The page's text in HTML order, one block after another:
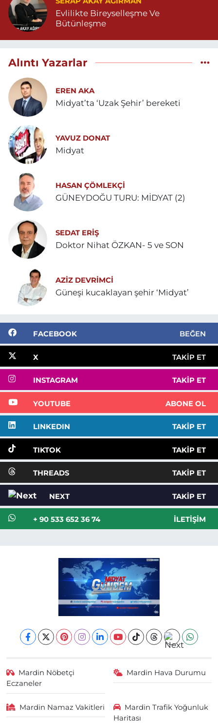
Evlilikte Bireyselleşme Ve
Bütünleşme
Alıntı Yazarlar
EREN AKA
Midyat’ta ‘Uzak Şehir’ bereketi
YAVUZ DONAT
Midyat
HASAN ÇÖMLEKÇİ
GÜNEYDOĞU TURU: MİDYAT (2)
SEDAT ERİŞ
Doktor Nihat ÖZKAN- 5 ve SON
AZIZ DEVRIMCI
Güneşi kucaklayan şehir ‘Midyat’
FACEBOOK BEĞEN
X TAKIP ET
INSTAGRAM TAKIP ET
YOUTUBE ABONE OL
LINKEDIN TAKIP ET
TIKTOK TAKIP ET
THREADS TAKIP ET
NEXT TAKIP ET
+ 90 533 652 36 74 İLETIŞIM
Mardin Nöbetçi
Eczaneler
Mardin Hava Durumu
Mardin Namaz Vakitleri
Mardin Trafik Yoğunluk
Haritası